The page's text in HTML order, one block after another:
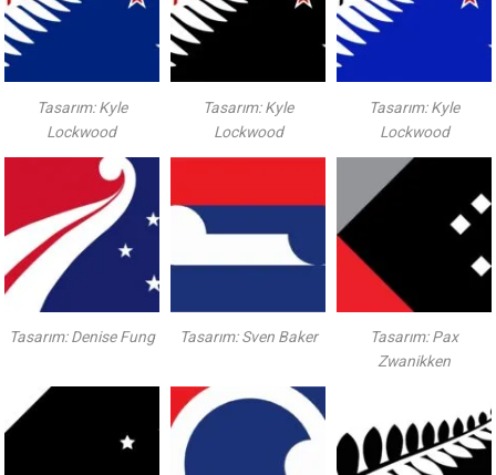
Tasarım: Kyle
Lockwood
Tasarım: Kyle
Lockwood
Tasarım: Kyle
Lockwood
Tasarım: Denise Fung Tasarım: Sven Baker
Tasarım: Pax
Zwanikken